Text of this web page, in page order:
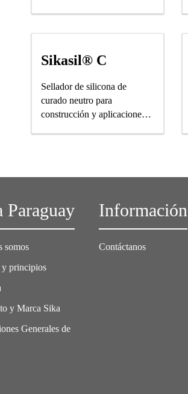
Sikasil® C
Sellador de silicona de
curado neutro para
construcción y aplicaciones
Paraguay
somos
y principios
y Marca Sika
Generales de
Información
Contáctanos